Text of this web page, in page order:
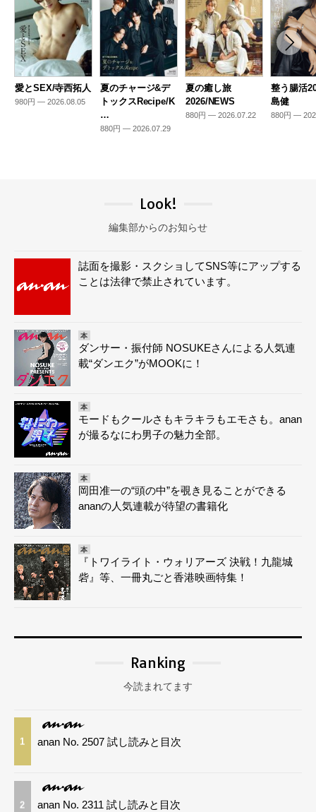
愛とSEX/寺西拓人
980円 — 2026.08.05
夏のチャージ&デ
トックスRecipe/K
…
880円 — 2026.07.29
夏の癒し旅
2026/NEWS
880円 — 2026.07.22
整う腸活
島健
880円 —
Look!
編集部からのお知らせ
誌面を撮影・スクショしてSNS等にアップする
ことは法律で禁止されています。
本
ダンサー・振付師 NOSUKEさんによる人気連
載“ダンエク”がMOOKに！
本
モードもクールさもキラキラもエモさも。anan
が撮るなにわ男子の魅力全部。
本
岡田准一の“頭の中”を覗き見ることができる
ananの人気連載が待望の書籍化
本
『トワイライト・ウォリアーズ 決戦！九龍城
砦』等、一冊丸ごと香港映画特集！
Ranking
今読まれてます
1 anan No. 2507 試し読みと目次
2 anan No. 2311 試し読みと目次